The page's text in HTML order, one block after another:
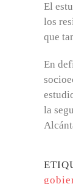
El
los
que
En
la